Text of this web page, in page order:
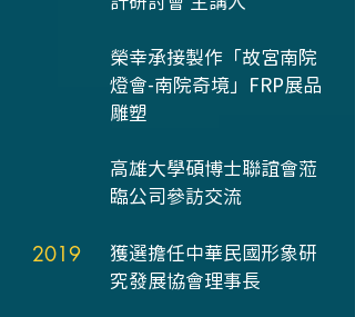
榮幸承接製作「故宮南院
燈會-南院奇境」FRP展品
雕塑
高雄大學碩博士聯誼會蒞
臨公司參訪交流
2019
獲選擔任中華民國形象研
究發展協會理事長